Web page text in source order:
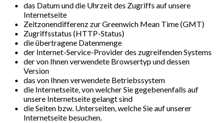
das Datum und die Uhrzeit des Zugriffs auf unsere
Internetseite
Zeitzonendifferenz zur Greenwich Mean Time (GMT)
Zugriffsstatus (HTTP-Status)
die übertragene Datenmenge
der Internet-Service-Provider des zugreifenden Systems
der von Ihnen verwendete Browsertyp und dessen
Version
das von Ihnen verwendete Betriebssystem
die Internetseite, von welcher Sie gegebenenfalls auf
unsere Internetseite gelangt sind
die Seiten bzw. Unterseiten, welche Sie auf unserer
Internetseite besuchen.